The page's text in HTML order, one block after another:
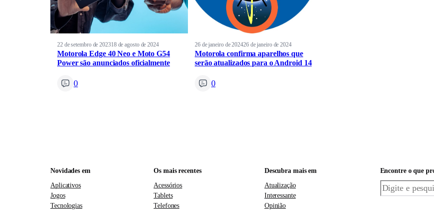
22 de setembro de 202318 de agosto de 2024
Motorola Edge 40 Neo e Moto G54
Power são anunciados oficialmente
0
26 de janeiro de 202426 de janeiro de 2024
Motorola confirma aparelhos que
serão atualizados para o Android 14
0
Novidades em
Aplicativos
Jogos
Tecnologias
Os mais recentes
Acessórios
Tablets
Telefones
Descubra mais em
Atualização
Interessante
Opinião
Encontre o que
Pesquisar